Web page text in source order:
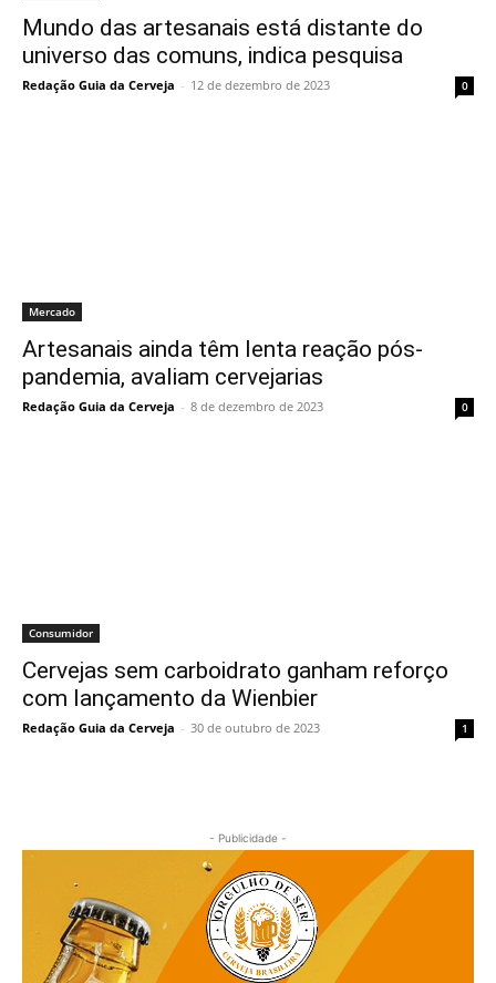
Mundo das artesanais está distante do
universo das comuns, indica pesquisa
Redação Guia da Cerveja - 12 de dezembro de 2023 0
Mercado
Artesanais ainda têm lenta reação pós-
pandemia, avaliam cervejarias
Redação Guia da Cerveja - 8 de dezembro de 2023 0
Consumidor
Cervejas sem carboidrato ganham reforço
com lançamento da Wienbier
Redação Guia da Cerveja - 30 de outubro de 2023 1
- Publicidade -